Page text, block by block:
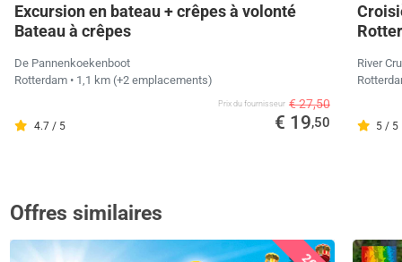
Excursion en bateau + crêpes à volonté
Bateau à crêpes
De Pannenkoekenboot
Rotterdam • 1,1 km (+2 emplacements)
4.7 / 5
Prix ​​du fournisseur € 27,50
€ 19,50
River
5 / 5
Offres similaires